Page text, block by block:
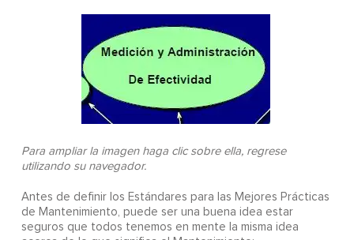
Para ampliar la imagen haga clic sobre ella, regrese
utilizando su navegador.
Antes de definir los Estándares para las Mejores Prácticas
de Mantenimiento, puede ser una buena idea estar
seguros que todos tenemos en mente la misma idea